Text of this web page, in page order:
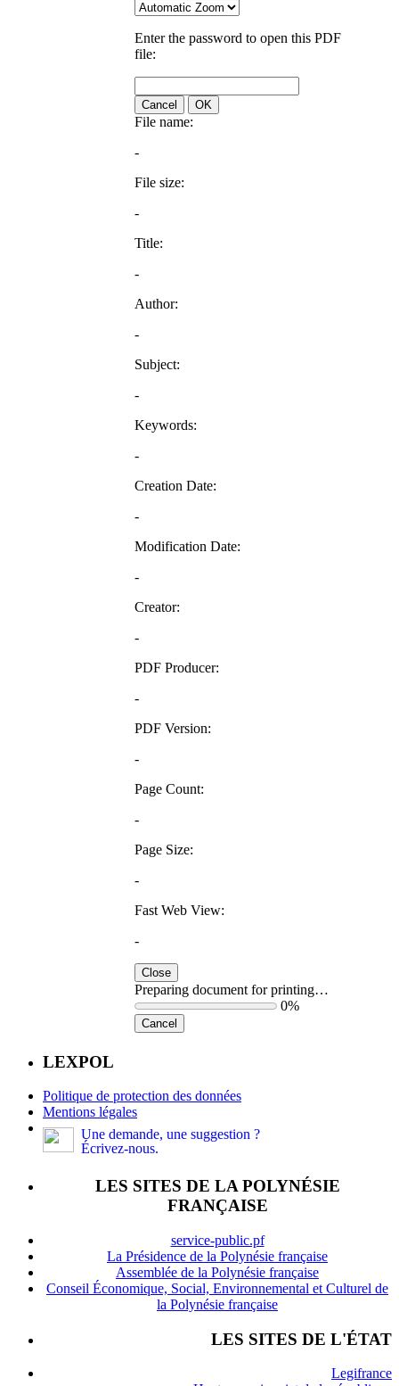
Enter the password to open this PDF
file:
Cancel OK
File name:
-
File size:
-
Title:
-
Author:
-
Subject:
-
Keywords:
-
Creation Date:
-
Modification Date:
-
Creator:
-
PDF Producer:
-
PDF Version:
-
Page Count:
-
Page Size:
-
Fast Web View:
-
Close
Preparing document for printing…
0%
Cancel
LEXPOL
Politique de protection des données
Mentions légales
Une demande, une suggestion ?
Écrivez-nous.
LES SITES DE LA POLYNÉSIE
FRANÇAISE
service-public.pf
La Présidence de la Polynésie française
Assemblée de la Polynésie française
Conseil Économique, Social, Environnemental et Culturel de
la Polynésie française
LES SITES DE L'ÉTAT
Legifrance